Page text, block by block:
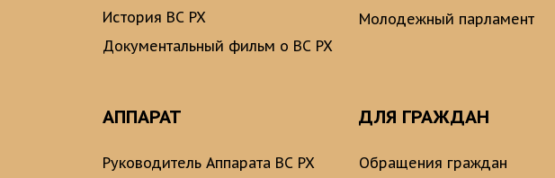
История ВС РХ
Документальный фильм о ВС РХ
Молодежный парламент
АППАРАТ
Руководитель Аппарата ВС РХ
ДЛЯ ГРАЖДАН
Обращения граждан